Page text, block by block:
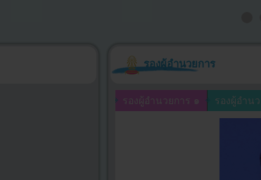
รองผู้อำนวยการ
รองผู้อำนวยการ ๑ รองผู้อำน